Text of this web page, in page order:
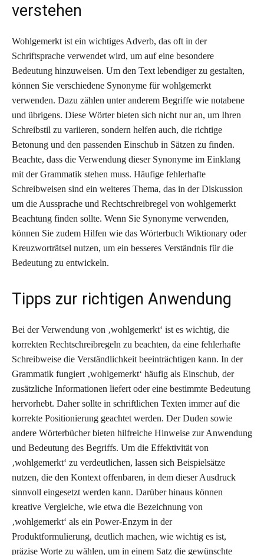
verstehen
Wohlgemerkt ist ein wichtiges Adverb, das oft in der
Schriftsprache verwendet wird, um auf eine besondere
Bedeutung hinzuweisen. Um den Text lebendiger zu gestalten,
können Sie verschiedene Synonyme für wohlgemerkt
verwenden. Dazu zählen unter anderem Begriffe wie notabene
und übrigens. Diese Wörter bieten sich nicht nur an, um Ihren
Schreibstil zu variieren, sondern helfen auch, die richtige
Betonung und den passenden Einschub in Sätzen zu finden.
Beachte, dass die Verwendung dieser Synonyme im Einklang
mit der Grammatik stehen muss. Häufige fehlerhafte
Schreibweisen sind ein weiteres Thema, das in der Diskussion
um die Aussprache und Rechtschreibregel von wohlgemerkt
Beachtung finden sollte. Wenn Sie Synonyme verwenden,
können Sie zudem Hilfen wie das Wörterbuch Wiktionary oder
Kreuzworträtsel nutzen, um ein besseres Verständnis für die
Bedeutung zu entwickeln.
Tipps zur richtigen Anwendung
Bei der Verwendung von ‚wohlgemerkt‘ ist es wichtig, die
korrekten Rechtschreibregeln zu beachten, da eine fehlerhafte
Schreibweise die Verständlichkeit beeinträchtigen kann. In der
Grammatik fungiert ‚wohlgemerkt‘ häufig als Einschub, der
zusätzliche Informationen liefert oder eine bestimmte Bedeutung
hervorhebt. Daher sollte in schriftlichen Texten immer auf die
korrekte Positionierung geachtet werden. Der Duden sowie
andere Wörterbücher bieten hilfreiche Hinweise zur Anwendung
und Bedeutung des Begriffs. Um die Effektivität von
‚wohlgemerkt‘ zu verdeutlichen, lassen sich Beispielsätze
nutzen, die den Kontext offenbaren, in dem dieser Ausdruck
sinnvoll eingesetzt werden kann. Darüber hinaus können
kreative Vergleiche, wie etwa die Bezeichnung von
‚wohlgemerkt‘ als ein Power-Enzym in der
Produktformulierung, deutlich machen, wie wichtig es ist,
präzise Worte zu wählen, um in einem Satz die gewünschte